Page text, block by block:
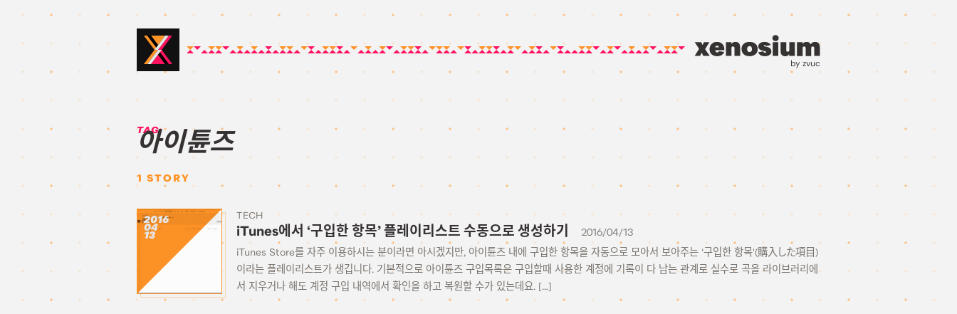
by zvuc
TAG:
아이튠즈
1 STORY
2016
04
13
TECH
iTunes에서 ‘구입한 항목’ 플레이리스트 수동으로 생성하기
2016/04/13
iTunes Store를 자주 이용하시는 분이라면 아시겠지만, 아이튠즈 내에 구입한 항목을 자동으로 모아서 보아주는 ‘구입한 항목'(購入した項目)
이라는 플레이리스트가 생깁니다. 기본적으로 아이튠즈 구입목록은 구입할때 사용한 계정에 기록이 다 남는 관계로 실수로 곡을 라이브러리에
서 지우거나 해도 계정 구입 내역에서 확인을 하고 복원할 수가 있는데요. […]